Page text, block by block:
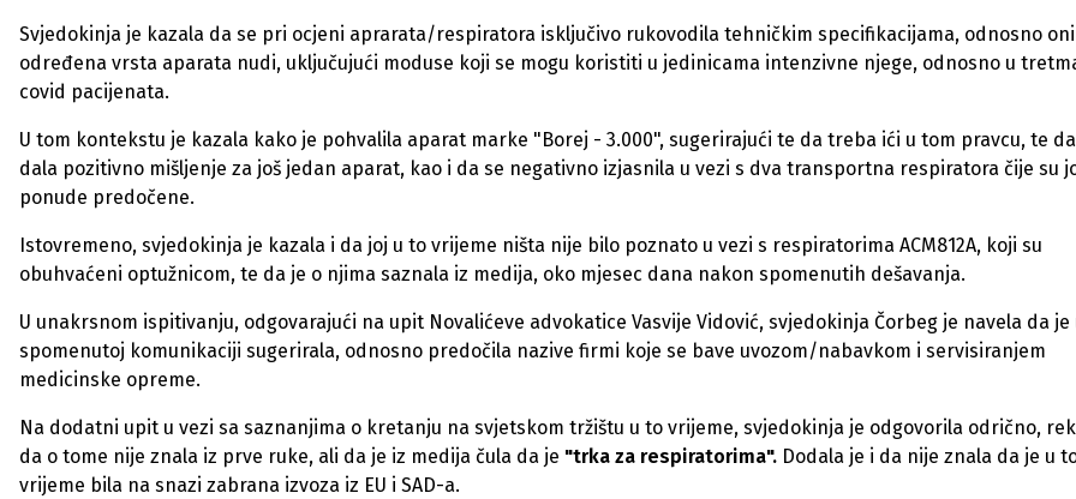
Svjedokinja je kazala da se pri ocjeni aprarata/respiratora isključivo rukovodila tehničkim specifikacijama, odnosno
određena vrsta aparata nudi, uključujući moduse koji se mogu koristiti u jedinicama intenzivne njege, odnosno u
covid pacijenata.
U tom kontekstu je kazala kako je pohvalila aparat marke "Borej - 3.000", sugerirajući te da treba ići u tom pravcu, te
dala pozitivno mišljenje za još jedan aparat, kao i da se negativno izjasnila u vezi s dva transportna respiratora čije su
ponude predočene.
Istovremeno, svjedokinja je kazala i da joj u to vrijeme ništa nije bilo poznato u vezi s respiratorima ACM812A, koji su
obuhvaćeni optužnicom, te da je o njima saznala iz medija, oko mjesec dana nakon spomenutih dešavanja.
U unakrsnom ispitivanju, odgovarajući na upit Novalićeve advokatice Vasvije Vidović, svjedokinja Čorbeg je navela da je
spomenutoj komunikaciji sugerirala, odnosno predočila nazive firmi koje se bave uvozom/nabavkom i servisiranjem
medicinske opreme.
Na dodatni upit u vezi sa saznanjima o kretanju na svjetskom tržištu u to vrijeme, svjedokinja je odgovorila odrično,
da o tome nije znala iz prve ruke, ali da je iz medija čula da je "trka za respiratorima". Dodala je i da nije znala da je u
vrijeme bila na snazi zabrana izvoza iz EU i SAD-a.